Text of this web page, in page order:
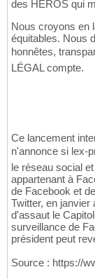
des HÉROS qui
Nous croyons en
équitables. Nous
honnêtes,
LÉGAL compte.
Ce lancement
n'annonce si
le réseau social
appartenant à
de Facebook et
Twitter, en janvier
d'assaut le
surveillance de
président peut
Source : https://